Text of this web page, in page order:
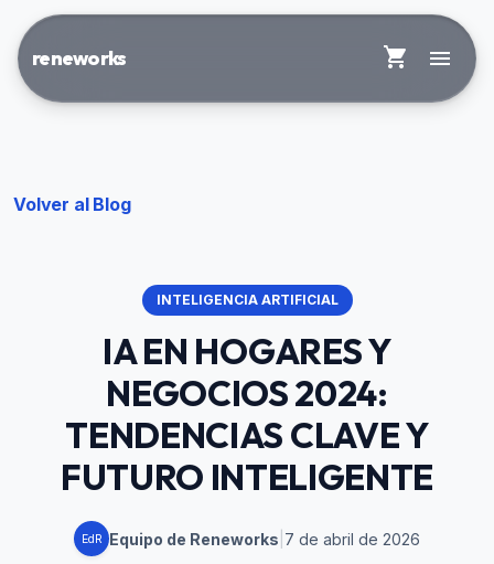
reneworks shopping_cart menu
Volver al Blog
INTELIGENCIA ARTIFICIAL
IA EN HOGARES Y
NEGOCIOS 2024:
TENDENCIAS CLAVE Y
FUTURO INTELIGENTE
EdR Equipo de Reneworks 7 de abril de 2026